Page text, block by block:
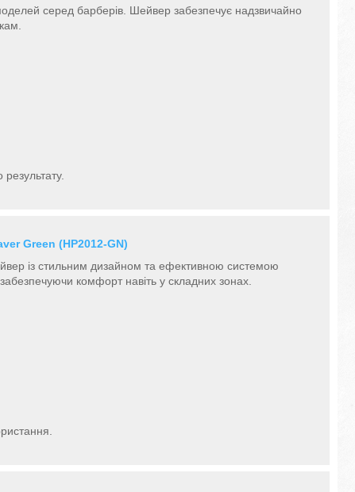
серед барберів. Шейвер забезпечує надзвичайно
Green (HP2012-GN)
із стильним дизайном та ефективною системою
комфорт навіть у складних зонах.